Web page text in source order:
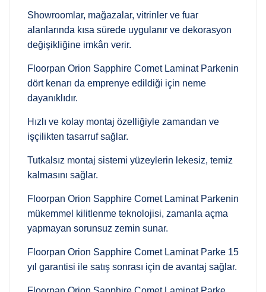
Showroomlar, mağazalar, vitrinler ve fuar
alanlarında kısa sürede uygulanır ve dekorasyon
değişikliğine imkân verir.
Floorpan Orion Sapphire Comet Laminat Parkenin
dört kenarı da emprenye edildiği için neme
dayanıklıdır.
Hızlı ve kolay montaj özelliğiyle zamandan ve
işçilikten tasarruf sağlar.
Tutkalsız montaj sistemi yüzeylerin lekesiz, temiz
kalmasını sağlar.
Floorpan Orion Sapphire Comet Laminat Parkenin
mükemmel kilitlenme teknolojisi, zamanla açma
yapmayan sorunsuz zemin sunar.
Floorpan Orion Sapphire Comet Laminat Parke 15
yıl garantisi ile satış sonrası için de avantaj sağlar.